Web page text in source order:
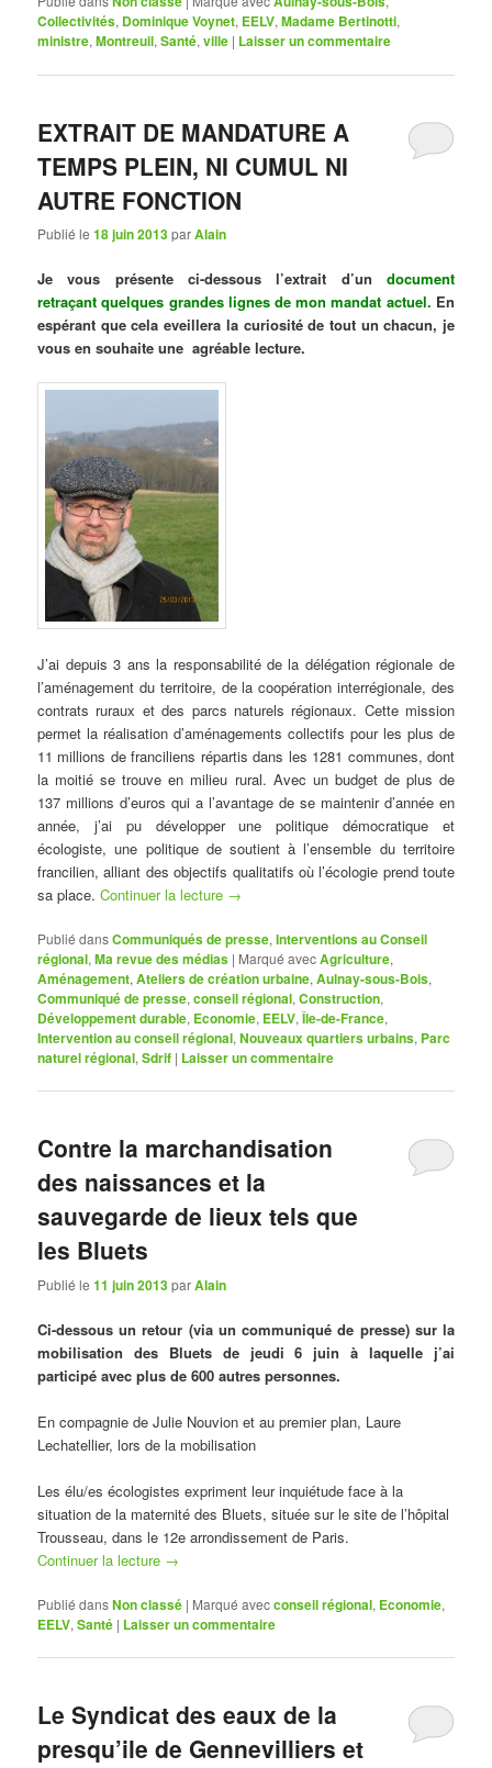
Collectivités, Dominique Voynet, EELV,Madame Bertinotti,
ministre,Montreuil,Santé,ville | Laisser un commentaire
EXTRAIT DE MANDATURE A
TEMPS PLEIN, NI CUMUL NI
AUTRE FONCTION
Publié le18 juin 2013parAlain
Je vous présente ci-dessous l’extrait d’un document
retraçant quelques grandes lignes de mon mandat actuel. En
espérant que cela eveillera la curiosité de tout un chacun, je
vous en souhaite une agréable lecture.
J’ai depuis 3 ans la responsabilité de la délégation régionale de
l’aménagement du territoire, de la coopération interrégionale, des
contrats ruraux et des parcs naturels régionaux. Cette mission
permet la réalisation d’aménagements collectifs pour les plus de
11 millions de franciliens répartis dans les 1281 communes, dont
la moitié se trouve en milieu rural. Avec un budget de plus de
137 millions d’euros qui a l’avantage de se maintenir d’année en
année, j’ai pu développer une politique démocratique et
écologiste, une politique de soutient à l’ensemble du territoire
francilien, alliant des objectifs qualitatifs où l’écologie prend toute
sa place.Continuer la lecture →
Publié dansCommuniqués de presse,Interventions au Conseil
régional,Ma revue des médias | Marqué avecAgriculture,
Aménagement,Ateliers de création urbaine,Aulnay-sous-Bois,
Communiqué de presse,conseil régional,Construction,
Développement durable, Economie, EELV,Île-de-France,
Intervention au conseil régional,Nouveaux quartiers urbains, Parc
naturel régional,Sdrif | Laisser un commentaire
Contre la marchandisation
des naissances et la
sauvegarde de lieux tels que
les Bluets
Publié le11 juin 2013parAlain
Ci-dessous un retour (via un communiqué de presse) sur la
mobilisation des Bluets de jeudi 6 juin à laquelle j’ai
participé avec plus de 600 autres personnes.
En compagnie de Julie Nouvion et au premier plan, Laure
Lechatellier, lors de la mobilisation
Les élu/es écologistes expriment leur inquiétude face à la
situation de la maternité des Bluets, située sur le site de l’hôpital
Trousseau, dans le 12e arrondissement de Paris.
Continuer la lecture →
Publié dansNon classé | Marqué avecconseil régional, Economie,
EELV,Santé | Laisser un commentaire
Le Syndicat des eaux de la
presqu’ile de Gennevilliers et